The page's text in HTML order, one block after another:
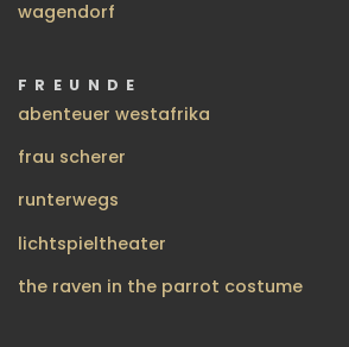
wagendorf
FREUNDE
abenteuer westafrika
frau scherer
runterwegs
lichtspieltheater
the raven in the parrot costume